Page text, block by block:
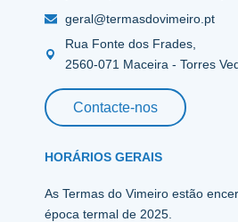
geral@termasdovimeiro.pt
Rua Fonte dos Frades,
2560-071 Maceira - Torres
Contacte-nos
HORÁRIOS GERAIS
As Termas do Vimeiro estão
época termal de 2025.